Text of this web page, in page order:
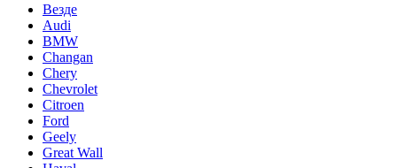
Везде
Audi
BMW
Changan
Chery
Chevrolet
Citroen
Ford
Geely
Great Wall